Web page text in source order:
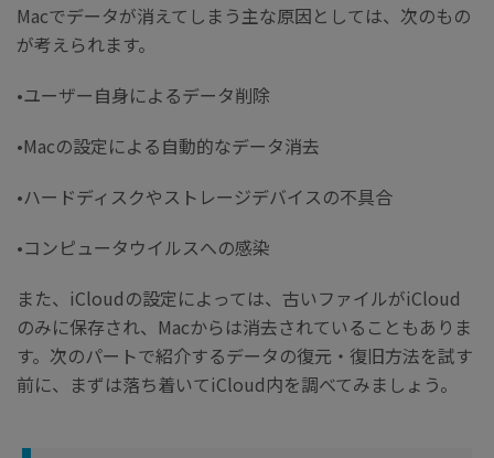
Macでデータが消えてしまう主な原因としては、次のもの
が考えられます。
•ユーザー自身によるデータ削除
•Macの設定による自動的なデータ消去
•ハードディスクやストレージデバイスの不具合
•コンピュータウイルスへの感染
また、iCloudの設定によっては、古いファイルがiCloud
のみに保存され、Macからは消去されていることもありま
す。次のパートで紹介するデータの復元・復旧方法を試す
前に、まずは落ち着いてiCloud内を調べてみましょう。